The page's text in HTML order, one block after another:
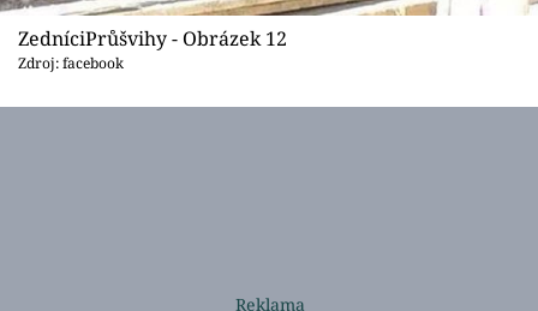
ZedníciPrůšvihy - Obrázek 12
Zdroj: facebook